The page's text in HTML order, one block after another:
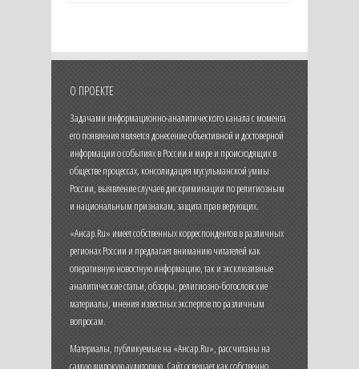
О ПРОЕКТЕ
Задачами информационно-аналитического канала с момента
его появления является донесение объективной и достоверной
информации о событиях в России и мире и происходящих в
обществе процессах, консолидация мусульманской уммы
России, выявление случаев дискриминации по религиозным
и национальным признакам, защита прав верующих.
«Ансар.Ru» имеет собственных корреспондентов в различных
регионах России и предлагает вниманию читателей как
оперативную новостную информацию, так и эксклюзивные
аналитические статьи, обзоры, религиозно-богословские
материалы, мнения известных экспертов по различным
вопросам.
Материалы, публикуемые на «Ансар.Ru», рассчитаны на
самую широкую аудиторию. Сайт освещает как собственно